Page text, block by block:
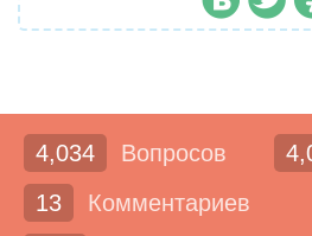
4,034 Вопросов
13
Комментариев